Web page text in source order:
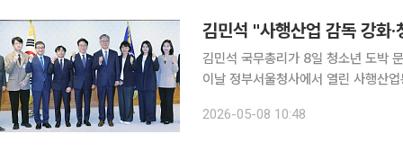
김민석 "사행산업 감독 강화
김민석 국무총리가 8일 청소년 도박 문제
이날 정부서울청사에서 열린 사행산
"건전한 사행산업 환경을 바탕으로
2026-05-08 10:48